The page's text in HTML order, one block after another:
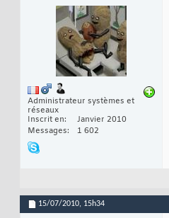
Administrateur systèmes et
réseaux
Inscrit en
Janvier 2010
Messages
1 602
15/07/2010, 15h34